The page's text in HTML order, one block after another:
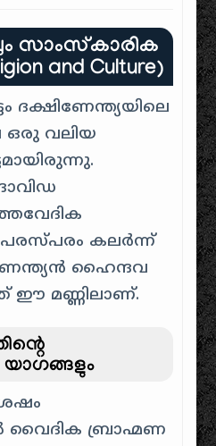
സാംസ്കാരിക
and Culture)
ദക്ഷിണേന്ത്യയിലെ
ഒരു വലിയ
പരസ്പരം കലർന്ന്
ഹൈന്ദവ
ഈ മണ്ണിലാണ്.
വൈദിക ബ്രാഹ്മണ